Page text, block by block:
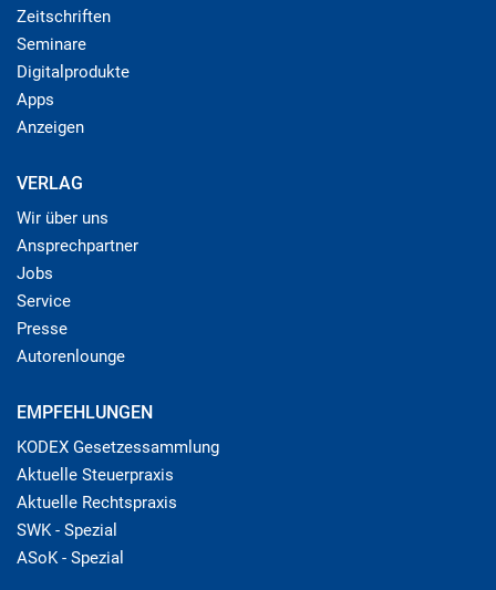
Zeitschriften
Seminare
Digitalprodukte
Apps
Anzeigen
VERLAG
Wir über uns
Ansprechpartner
Jobs
Service
Presse
Autorenlounge
EMPFEHLUNGEN
KODEX Gesetzessammlung
Aktuelle Steuerpraxis
Aktuelle Rechtspraxis
SWK - Spezial
ASoK - Spezial